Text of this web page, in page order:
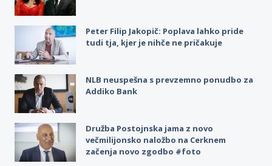
Peter Filip Jakopič: Poplava lahko pride
tudi tja, kjer je nihče ne pričakuje
NLB neuspešna s prevzemno ponudbo za
Addiko Bank
Družba Postojnska jama z novo
večmilijonsko naložbo na Cerknem
začenja novo zgodbo #foto